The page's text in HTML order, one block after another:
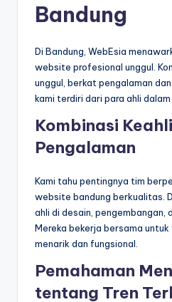
Bandung
Di Bandung, WebEsia
website profesional unggul.
unggul, berkat pengalaman
kami terdiri dari para ahli
Kombinasi
Pengalaman
Kami tahu pentingnya tim
website bandung berkualitas.
ahli di desain, pengembangan,
Mereka bekerja bersama
menarik dan fungsional.
Pemahaman
tentang Tren